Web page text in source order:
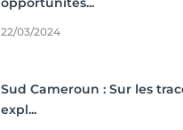
22/03/2024
Sud Cameroun : Sur les
expl...